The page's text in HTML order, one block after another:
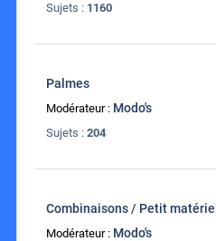
Sujets : 1160
Palmes
Modérateur : Modo's
Sujets : 204
Combinaisons / Petit matériel
Modérateur : Modo's